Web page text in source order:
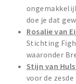
doe je dat
⁠Rosalie van
Stichting
waaronder
Stijn van
voor de